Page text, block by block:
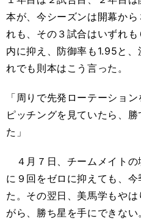
本が、今シーズンは開幕か
れも、その３試合はいずれ
内に抑え、防御率も1.95と
れでも則本はこう言った。
「周りで先発ローテーショ
ピッチングを見ていたら、
た」
４月７日、チームメイトの
に９回をゼロに抑えても、
た。その翌日、美馬学もや
がら、勝ち星を手にできな